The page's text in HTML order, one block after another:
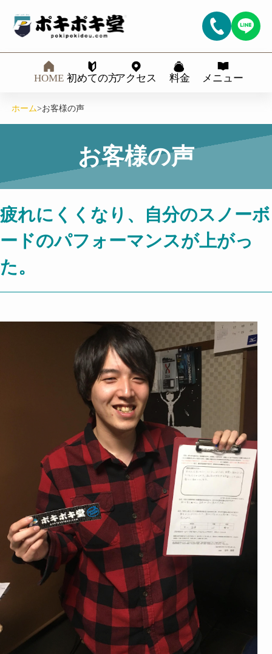
HOME 初めての方アクセス 料金 メニュー
ホーム>お客様の声
お客様の声
疲れにくくなり、自分のスノーボ
ードのパフォーマンスが上がっ
た。